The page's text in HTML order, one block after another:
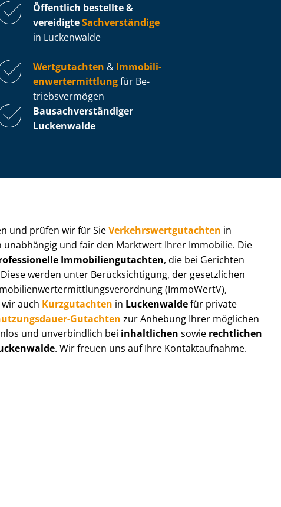
Öffentlich bestellte &
vereidigteSachverständige
in Luckenwalde
Wertgutachten & Im­mo­bi­li­
en­wert­ermitt­lungfür Be­
triebs­ver­mö­gen
Bau­sach­ver­stän­di­ger
Luckenwalde
und prüfen wir für SieVer­kehrs­wert­gut­ach­ten in
unabhängig und fair den Marktwert Ihrer Immobilie. Die
Im­mo­bi­li­en­gut­ach­ten, die bei Gerichten
werden unter Be­rück­sich­ti­gung, der gesetzlichen
(ImmoWertV),
auch Kurzgutachten in Luckenwaldefür private
Gutachten zur Anhebung Ihrer möglichen
und unverbindlich bei inhaltlichen sowie rechtlichen
. Wir freuen uns auf Ihre Kontaktaufnahme.